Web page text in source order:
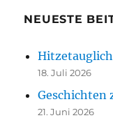
NEUESTE
18. Juli 2026
Geschichten
21. Juni 2026